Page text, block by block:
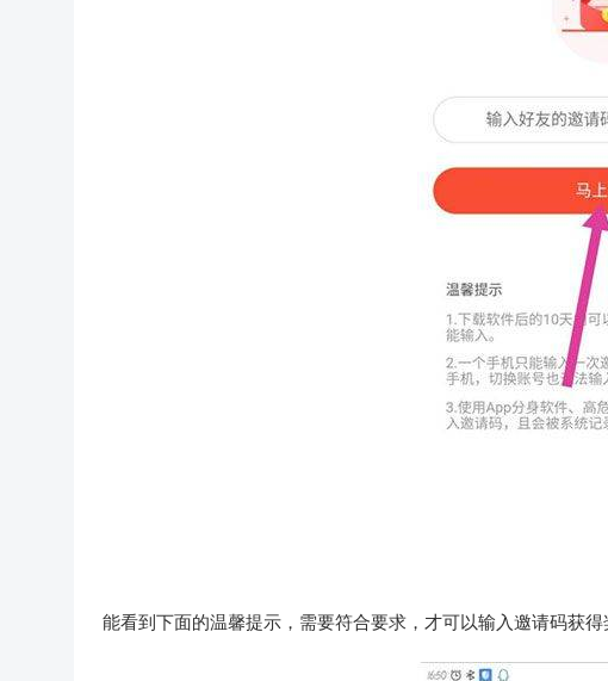
能看到下面的温馨提示，需要符合要求，才可以输入邀请码获得